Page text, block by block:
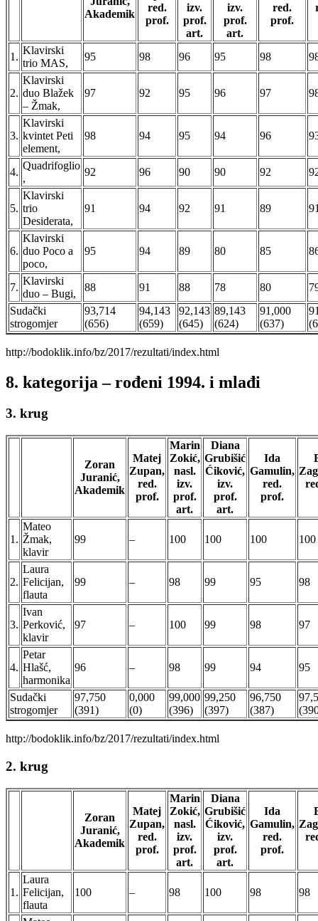
Akademik
red.
prof.
izv.
prof.
art.
izv.
prof.
art.
red.
prof.
1.
Klavirski
trio MAS,
95 98 96 95 98
2.
Klavirski
duo Blažek
– Žmak,
97 92 95 96 97
3.
Klavirski
kvintet Peti
element,
98 94 95 94 96
4.
Quadrifoglio
,
92 96 90 90 92
5.
Klavirski
trio
Desiderata,
91 94 92 91 89
6.
Klavirski
duo Poco a
poco,
95 94 89 80 85
7.
Klavirski
duo – Bugi,
88 91 88 78 80
Sudački
strogomjer
93,714
(656)
94,143
(659)
92,143
(645)
89,143
(624)
91,000
(637)
http://bodoklik.info/bz/2017/rezultati/index.html
8. kategorija – rođeni 1994. i mlađi
3. krug
Zoran
Juranić,
Akademik
Matej
Zupan,
red.
prof.
Marin
Zokić,
nasl.
izv.
prof.
art.
Diana
Grubišić
Ćiković,
izv.
prof.
art.
Ida
Gamulin,
red.
prof.
1.
Mateo
Žmak,
klavir
99 – 100 100 100 100
2.
Laura
Felicijan,
flauta
99 – 98 99 95 98
3.
Ivan
Perković,
klavir
97 – 100 99 98 97
4.
Petar
Hlašć,
harmonika
96 – 98 99 94 95
Sudački
strogomjer
97,750
(391)
0,000
(0)
99,000
(396)
99,250
(397)
96,750
(387)
http://bodoklik.info/bz/2017/rezultati/index.html
2. krug
Zoran
Juranić,
Akademik
Matej
Zupan,
red.
prof.
Marin
Zokić,
nasl.
izv.
prof.
art.
Diana
Grubišić
Ćiković,
izv.
prof.
art.
Ida
Gamulin,
red.
prof.
1.
Laura
Felicijan,
flauta
100 – 98 100 98 98